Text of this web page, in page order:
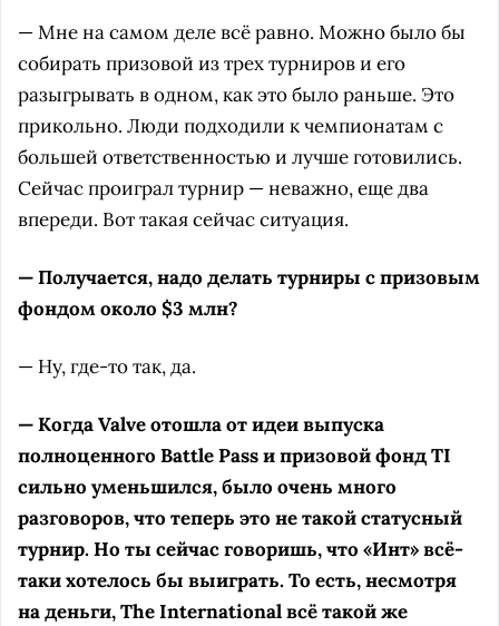
— Мне на самом деле всё равно. Можно было бы
собирать призовой из трех турниров и его
разыгрывать в одном, как это было раньше. Это
прикольно. Люди подходили к чемпионатам с
большей ответственностью и лучше готовились.
Сейчас проиграл турнир — неважно, еще два
впереди. Вот такая сейчас ситуация.
— Получается, надо делать турниры с призовым
фондом около $3 млн?
— Ну, где-то так, да.
— Когда Valve отошла от идеи выпуска
полноценного Battle Pass и призовой фонд TI
сильно уменьшился, было очень много
разговоров, что теперь это не такой статусный
турнир. Но ты сейчас говоришь, что «Инт» всё-
таки хотелось бы выиграть. То есть, несмотря
на деньги, The International всё такой же